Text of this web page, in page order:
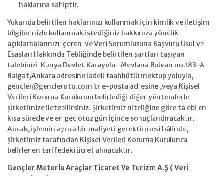
haklarına sahiptir.
Yukarıda belirtilen haklarınızı kullanmak için kimlik ve iletişim
bilgilerinizle kullanmak istediğiniz hakkınıza yönelik
açıklamalarınızı içeren ve Veri Sorumlusuna Başvuru Usul ve
Esasları Hakkında Tebliğinde belirtilen şartları taşıyan
talebinizi Konya Devlet Karayolu -Mevlana Bulvarı no:183-A
Balgat/Ankara adresine iadeli taahhütlü mektup yoluyla,
gencler@gencleroto.com.tr e-posta adresine ,veya Kişisel
Verileri Koruma Kurulunun belirlediği diğer yöntemlerle
şirketimize iletebilirsiniz. Şirketimiz niteliğine göre talebi en
kısa sürede ve en geç otuz gün içinde sonuçlandıracaktır.
Ancak, işlemin ayrıca bir maliyeti gerektirmesi hâlinde,
şirketimiz tarafından Kişisel Verileri Koruma Kurulunca
belirlenen tarifedeki ücret alınacaktır.
Gençler Motorlu Araçlar Ticaret Ve Turizm A.Ş ( Veri